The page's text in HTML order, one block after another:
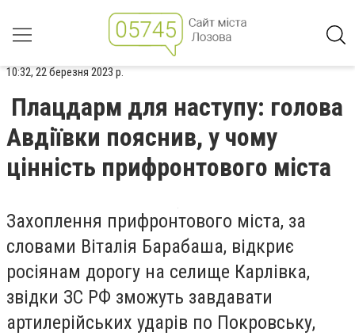
10:32, 22 березня 2023 р.
Плацдарм для наступу: голова
Авдіївки пояснив, у чому
цінність прифронтового міста
Захоплення прифронтового міста, за
словами Віталія Барабаша, відкриє
росіянам дорогу на селище Карлівка,
звідки ЗС РФ зможуть завдавати
артилерійських ударів по Покровську,